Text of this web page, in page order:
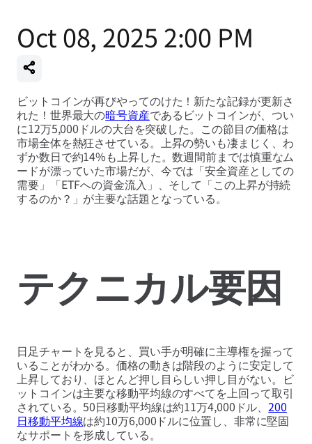
Oct 08, 2025 2:00 PM
ビットコインが再びやってのけた！新たな記録が更新さ
れた！世界最大の暗号資産であるビットコインが、つい
に12万5,000ドルの大台を突破した。この節目の価格は
市場全体を熱狂させている。上昇の勢いも凄まじく、わ
ずか数日で約14%も上昇した。数週間前までは慎重なム
ードが漂っていた市場だが、今では「安全資産としての
需要」「ETFへの資金流入」、そして「この上昇が持続
するのか？」が主要な話題となっている。
テクニカル要因
日足チャートを見ると、買い手が明確に主導権を握って
いることがわかる。価格の動きは階段のように安定して
上昇しており、ほとんど押し目らしい押し目がない。ビ
ットコインは主要な移動平均線のすべてを上回って取引
されている。50日移動平均線は約11万4,000ドル、200
日移動平均線は約10万6,000ドルに位置し、非常に堅固
なサポートを形成している。